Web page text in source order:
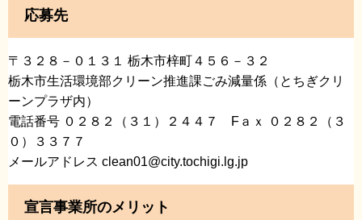
応募先
〒３２８－０１３１ 栃木市梓町４５６－３２
栃木市生活環境部クリーン推進課ごみ減量係（とちぎクリ
ーンプラザ内）
電話番号 ０２８２（３１）２４４７ Fａｘ ０２８２（３
０）３３７７
メールアドレス clean01@city.tochigi.lg.jp
宣言事業所のメリット